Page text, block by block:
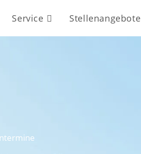
Service Stellenangebote